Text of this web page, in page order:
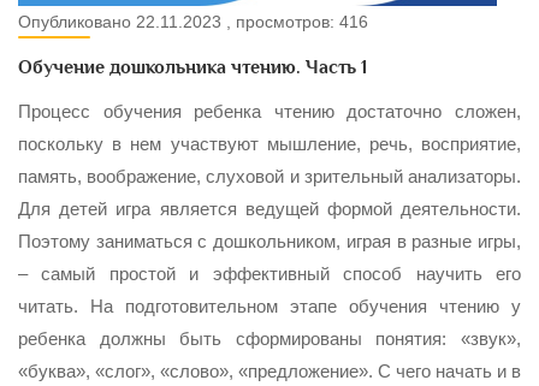
Опубликовано 22.11.2023 , просмотров: 416
Обучение дошкольника чтению. Часть 1
Процесс обучения ребенка чтению достаточно сложен,
поскольку в нем участвуют мышление, речь, восприятие,
память, воображение, слуховой и зрительный анализаторы.
Для детей игра является ведущей формой деятельности.
Поэтому заниматься с дошкольником, играя в разные игры,
– самый простой и эффективный способ научить его
читать. На подготовительном этапе обучения чтению у
ребенка должны быть сформированы понятия: «звук»,
«буква», «слог», «слово», «предложение». С чего начать и в